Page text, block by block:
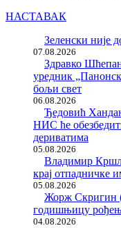
НАСТАВАК
Зеленски није
07.08.2026
Здравко
уредник
бољи свет
06.08.2026
Ђедовић
НИС ће
дериватима
05.08.2026
Владимир
крај отпадничке
05.08.2026
Жорж Скригин
годишњицу
04.08.2026